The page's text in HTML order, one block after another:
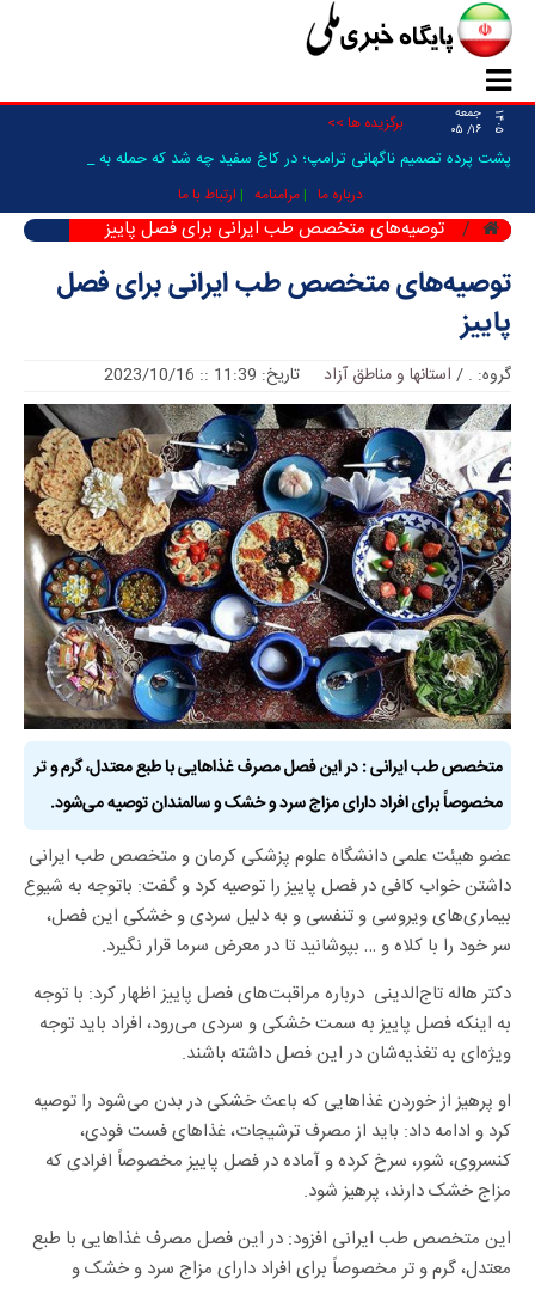
۱۴۰۵
جمعه
۱۶/ ۰۵
برگزیده ها >>
پشت پرده تصمیم ناگهانی ترامپ؛ در کاخ سفید چه شد که حمله به ایرا_
درباره ما مرامنامه ارتباط با ما
توصیه‌های متخصص طب ایرانی برای فصل پاییز
توصیه‌های متخصص طب ایرانی برای فصل
پاییز
گروه: .
/ استانها و مناطق آزاد تاریخ: 11:39 :: 2023/10/16
متخصص طب ایرانی : در این فصل مصرف غذاهایی با طبع معتدل، گرم و تر
مخصوصاً برای افراد دارای مزاج سرد و خشک و سالمندان توصیه می‌شود.
عضو هیئت علمی دانشگاه علوم پزشکی کرمان و متخصص طب ایرانی
داشتن خواب کافی در فصل پاییز را توصیه کرد و گفت: باتوجه به شیوع
بیماری‌های ویروسی و تنفسی و به دلیل سردی و خشکی این فصل،
سر خود را با کلاه و … بپوشانید تا در معرض سرما قرار نگیرد.
دکتر هاله تاج‌الدینی درباره مراقبت‌های فصل پاییز اظهار کرد: با توجه
به اینکه فصل پاییز به سمت خشکی و سردی می‌رود، افراد باید توجه
ویژه‌ای به تغذیه‌شان در این فصل داشته باشند.
او پرهیز از خوردن غذاهایی که باعث خشکی در بدن می‌شود را توصیه
کرد و ادامه داد: باید از مصرف ترشیجات، غذاهای فست فودی،
کنسروی، شور، سرخ کرده و آماده در فصل پاییز مخصوصاً افرادی که
مزاج خشک دارند، پرهیز شود.
این متخصص طب ایرانی افزود: در این فصل مصرف غذاهایی با طبع
معتدل، گرم و تر مخصوصاً برای افراد دارای مزاج سرد و خشک و